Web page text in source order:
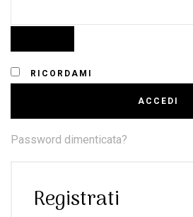
RICORDAMI
ACCEDI
Password dimenticata?
Registrati